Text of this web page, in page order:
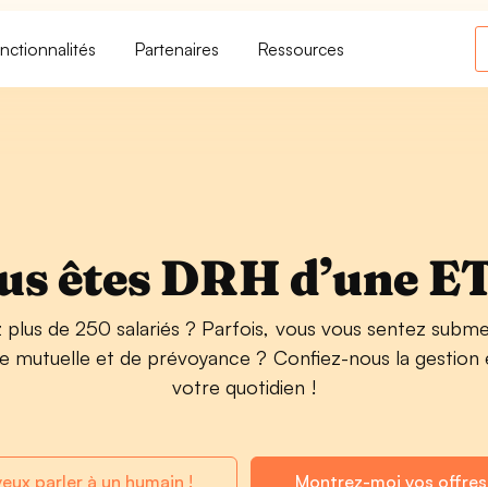
Partenaires Ressources
êtes DRH d’une
plus de 250 salariés ? Parfois, vous vous sentez
mutuelle et de prévoyance ? Confiez-nous la gestion
votre quotidien !
parler à un humain ! Montrez-moi vos